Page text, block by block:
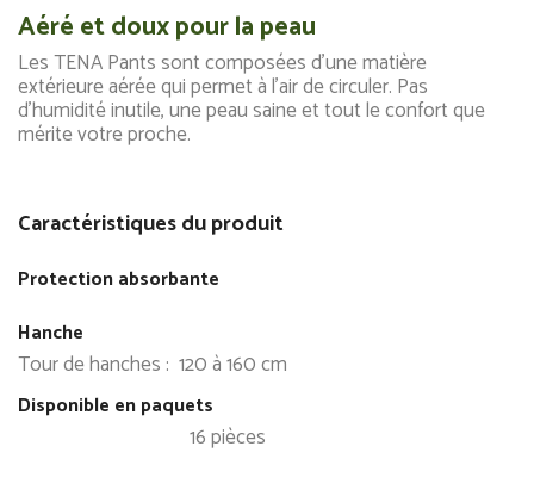
Aéré et doux pour la peau
Les TENA Pants sont composées d'une matière
extérieure aérée qui permet à l'air de circuler. Pas
d'humidité inutile, une peau saine et tout le confort que
mérite votre proche.
Caractéristiques du produit
Protection absorbante
Hanche
Tour de hanches : 120 à 160 cm
Disponible en paquets
16 pièces